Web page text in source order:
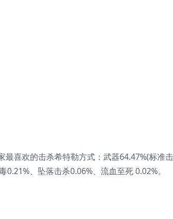
喜欢的击杀希特勒方式：武器64.47%(标准击
、坠落击杀0.06%、流血至死 0.02%。